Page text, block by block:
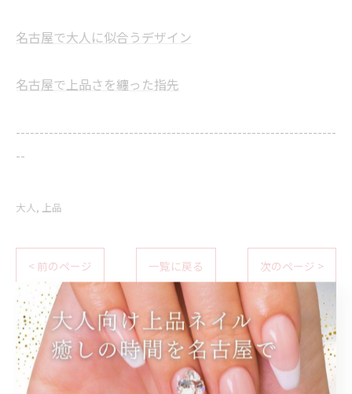
名古屋で大人に似合うデザイン
名古屋で上品さを纏った指先
--------------------------------------------------------------------
--
大人 上品
< 前のページ 一覧に戻る 次のページ >
関連タグ
#大人ネイル #キラキラ #シルバーネイル